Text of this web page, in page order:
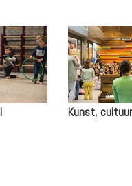
Kunst,